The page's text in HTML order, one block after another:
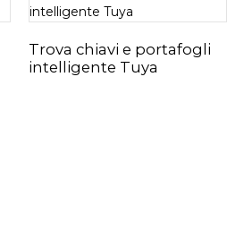
Trova chiavi e portafogli
intelligente Tuya